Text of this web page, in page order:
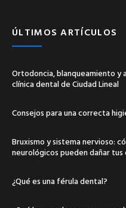
ÚLTIMOS ARTÍCULOS
Ortodoncia, blanqueamiento y
clínica dental de Ciudad Lineal
Consejos para una correcta
Bruxismo y sistema nervioso:
neurológicos pueden dañar tus
¿Qué es una férula dental?